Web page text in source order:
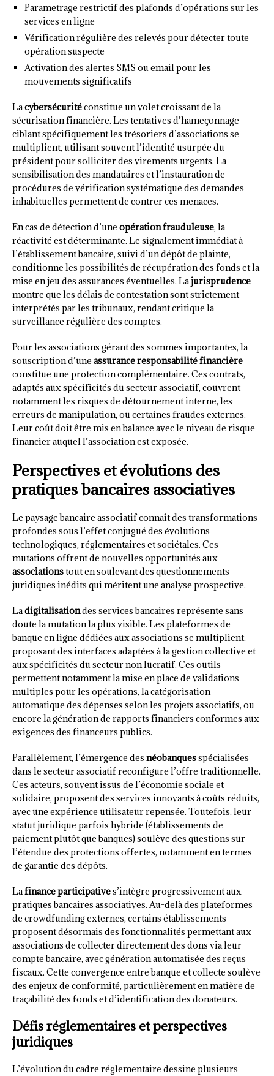
Parametrage restrictif des plafonds d’opérations sur les
services en ligne
Vérification régulière des relevés pour détecter toute
opération suspecte
Activation des alertes SMS ou email pour les
mouvements significatifs
Lacybersécuritéconstitue un volet croissant de la
sécurisation financière. Les tentatives d’hameçonnage
ciblant spécifiquement les trésoriers d’associations se
multiplient, utilisant souvent l’identité usurpée du
président pour solliciter des virements urgents. La
sensibilisation des mandataires et l’instauration de
procédures de vérification systématique des demandes
inhabituelles permettent de contrer ces menaces.
En cas de détection d’une opération frauduleuse, la
réactivité est déterminante. Le signalement immédiat à
l’établissement bancaire, suivi d’un dépôt de plainte,
conditionne les possibilités de récupération des fonds et la
mise en jeu des assurances éventuelles. Lajurisprudence
montre que les délais de contestation sont strictement
interprétés par les tribunaux, rendant critique la
surveillance régulière des comptes.
Pour les associations gérant des sommes importantes, la
souscription d’une assurance responsabilité financière
constitue une protection complémentaire. Ces contrats,
adaptés aux spécificités du secteur associatif, couvrent
notamment les risques de détournement interne, les
erreurs de manipulation, ou certaines fraudes externes.
Leur coût doit être mis en balance avec le niveau de risque
financier auquel l’association est exposée.
Perspectives et évolutions des
pratiques bancaires associatives
Le paysage bancaire associatif connaît des transformations
profondes sous l’effet conjugué des évolutions
technologiques, réglementaires et sociétales. Ces
mutations offrent de nouvelles opportunités aux
associationstout en soulevant des questionnements
juridiques inédits qui méritent une analyse prospective.
Ladigitalisationdes services bancaires représente sans
doute la mutation la plus visible. Les plateformes de
banque en ligne dédiées aux associations se multiplient,
proposant des interfaces adaptées à la gestion collective et
aux spécificités du secteur non lucratif. Ces outils
permettent notamment la mise en place de validations
multiples pour les opérations, la catégorisation
automatique des dépenses selon les projets associatifs, ou
encore la génération de rapports financiers conformes aux
exigences des financeurs publics.
Parallèlement, l’émergence des néobanquesspécialisées
dans le secteur associatif reconfigure l’offre traditionnelle.
Ces acteurs, souvent issus de l’économie sociale et
solidaire, proposent des services innovants à coûts réduits,
avec une expérience utilisateur repensée. Toutefois, leur
statut juridique parfois hybride (établissements de
paiement plutôt que banques) soulève des questions sur
l’étendue des protections offertes, notamment en termes
de garantie des dépôts.
Lafinance participatives’intègre progressivement aux
pratiques bancaires associatives. Au-delà des plateformes
de crowdfunding externes, certains établissements
proposent désormais des fonctionnalités permettant aux
associations de collecter directement des dons via leur
compte bancaire, avec génération automatisée des reçus
fiscaux. Cette convergence entre banque et collecte soulève
des enjeux de conformité, particulièrement en matière de
traçabilité des fonds et d’identification des donateurs.
Défis réglementaires et perspectives
juridiques
L’évolution du cadre réglementaire dessine plusieurs